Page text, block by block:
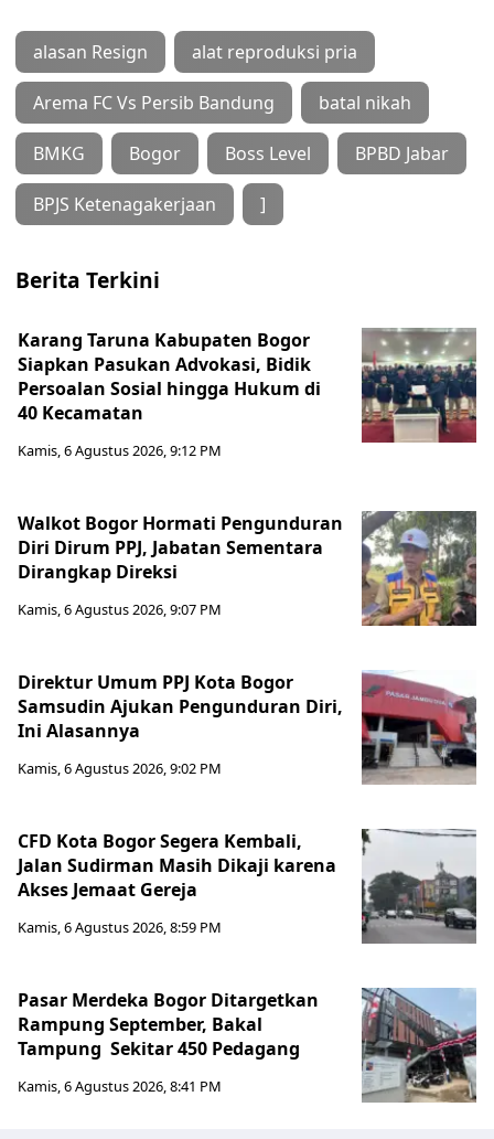
alasan Resign alat reproduksi pria
Arema FC Vs Persib Bandung batal nikah
BMKG Bogor Boss Level BPBD Jabar
BPJS Ketenagakerjaan ]
Berita Terkini
Karang Taruna Kabupaten Bogor
Siapkan Pasukan Advokasi, Bidik
Persoalan Sosial hingga Hukum di
40 Kecamatan
Kamis, 6 Agustus 2026, 9:12 PM
Walkot Bogor Hormati Pengunduran
Diri Dirum PPJ, Jabatan Sementara
Dirangkap Direksi
Kamis, 6 Agustus 2026, 9:07 PM
Direktur Umum PPJ Kota Bogor
Samsudin Ajukan Pengunduran Diri,
Ini Alasannya
Kamis, 6 Agustus 2026, 9:02 PM
CFD Kota Bogor Segera Kembali,
Jalan Sudirman Masih Dikaji karena
Akses Jemaat Gereja
Kamis, 6 Agustus 2026, 8:59 PM
Pasar Merdeka Bogor Ditargetkan
Rampung September, Bakal
Tampung Sekitar 450 Pedagang
Kamis, 6 Agustus 2026, 8:41 PM